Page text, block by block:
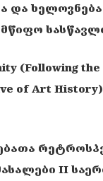
(Following
of Art
II